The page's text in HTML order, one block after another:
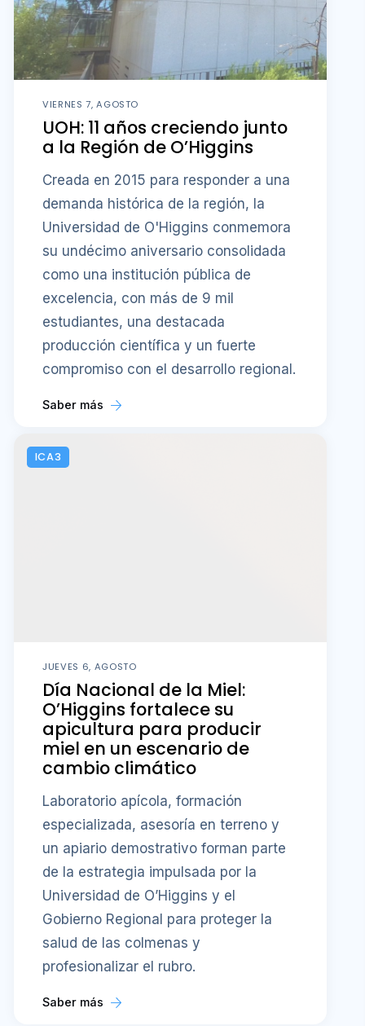
VIERNES 7, AGOSTO
UOH: 11 años creciendo junto
a la Región de O’Higgins
Creada en 2015 para responder a una
demanda histórica de la región, la
Universidad de O'Higgins conmemora
su undécimo aniversario consolidada
como una institución pública de
excelencia, con más de 9 mil
estudiantes, una destacada
producción científica y un fuerte
compromiso con el desarrollo regional.
Saber más
ICA3
JUEVES 6, AGOSTO
Día Nacional de la Miel:
O’Higgins fortalece su
apicultura para producir
miel en un escenario de
cambio climático
Laboratorio apícola, formación
especializada, asesoría en terreno y
un apiario demostrativo forman parte
de la estrategia impulsada por la
Universidad de O’Higgins y el
Gobierno Regional para proteger la
salud de las colmenas y
profesionalizar el rubro.
Saber más